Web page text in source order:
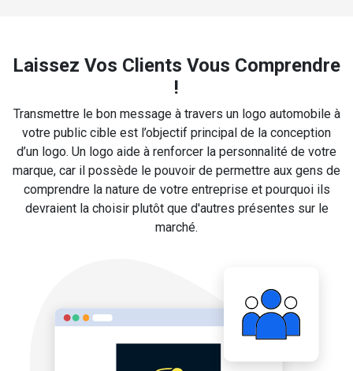
Laissez Vos Clients Vous Comprendre
!
Transmettre le bon message à travers un logo automobile à
votre public cible est l’objectif principal de la conception
d’un logo. Un logo aide à renforcer la personnalité de votre
marque, car il possède le pouvoir de permettre aux gens de
comprendre la nature de votre entreprise et pourquoi ils
devraient la choisir plutôt que d'autres présentes sur le
marché.